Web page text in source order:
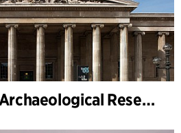
British Museum Archaeological Research Collection – tilsynsarkitekt